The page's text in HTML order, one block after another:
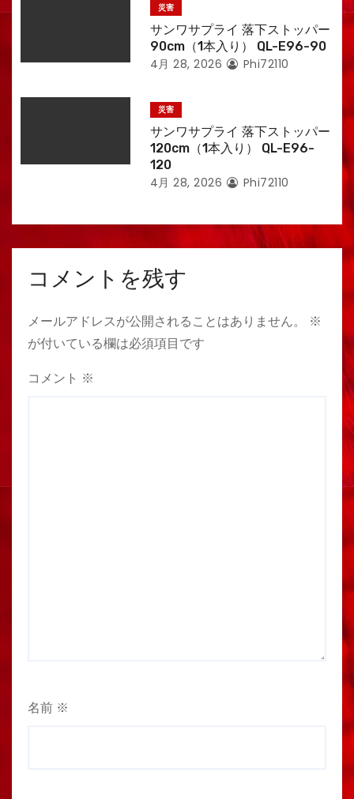
災害
サンワサプライ 落下ストッパー
90cm（1本入り） QL-E96-90
4月 28, 2026 Phi72110
災害
サンワサプライ 落下ストッパー
120cm（1本入り） QL-E96-
120
4月 28, 2026 Phi72110
コメントを残す
メールアドレスが公開されることはありません。
※
が付いている欄は必須項目です
コメント ※
名前 ※